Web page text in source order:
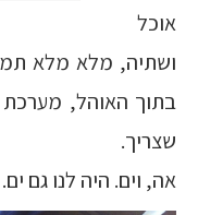
אוכל
ושתיה, מלא מלא
בתוך האוהל,
שצריך.
אה, וים. היה לנו גם ים.